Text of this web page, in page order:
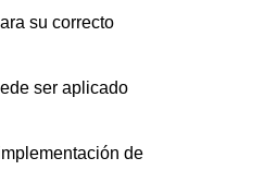
su correcto
ser aplicado
de